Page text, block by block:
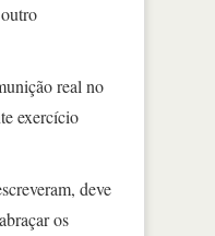
real no
exercício
deve
os